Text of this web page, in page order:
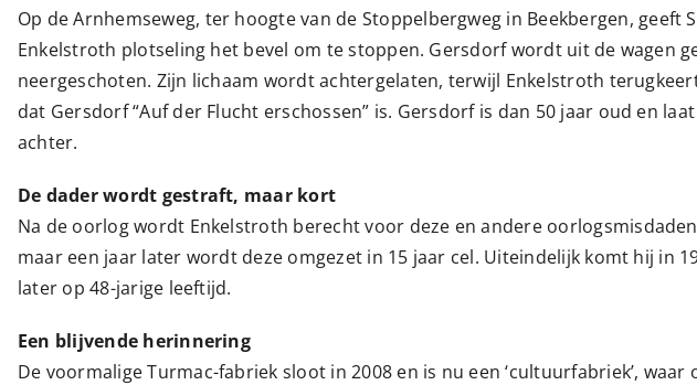
Op de Arnhemseweg, ter hoogte van de Stoppelbergweg in Beekbergen, geeft
Enkelstroth plotseling het bevel om te stoppen. Gersdorf wordt uit de wagen
neergeschoten. Zijn lichaam wordt achtergelaten, terwijl Enkelstroth
dat Gersdorf “Auf der Flucht erschossen” is. Gersdorf is dan 50 jaar oud en
achter.
De dader wordt gestraft, maar kort
Na de oorlog wordt Enkelstroth berecht voor deze en andere
maar een jaar later wordt deze omgezet in 15 jaar cel. Uiteindelijk komt hij in
later op 48-jarige leeftijd.
Een blijvende herinnering
De voormalige Turmac-fabriek sloot in 2008 en is nu een ‘cultuurfabriek’,